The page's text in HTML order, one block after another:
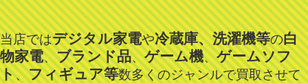
当店ではデジタル家電や冷蔵庫、洗濯機等の白
物家電、ブランド品、ゲーム機、ゲームソフ
ト、フィギュア等数多くのジャンルで買取させて